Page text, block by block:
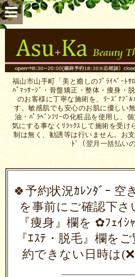
福山市山手町「美と癒しのﾌﾟﾗｲﾍﾞｰﾄｻ
ﾊﾟﾏｯｻｰｼﾞ・骨盤矯正・整体・痩身・
のお客様に丁寧な施術を、ﾘｰｽﾞﾅﾌﾞ
す。敏感肌でも安心のお肌に優しい
油・ﾊﾟﾗﾍﾞﾝﾌﾘｰの化粧品を使用し、
気にする事なくﾘﾗｯｸｽして施術を受け
制は無く、勧誘等は行いません。お
ﾄﾞ（翌月一括払い
🍀予約状況ｶﾚﾝﾀﾞｰ
を事前にご確認下
『痩身』欄を ✿ﾌｪｲｼ
『ｴｽﾃ・脱毛』欄を
約できない日時は